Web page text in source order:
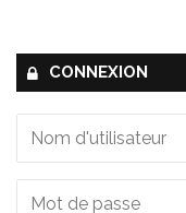
CONNEXION